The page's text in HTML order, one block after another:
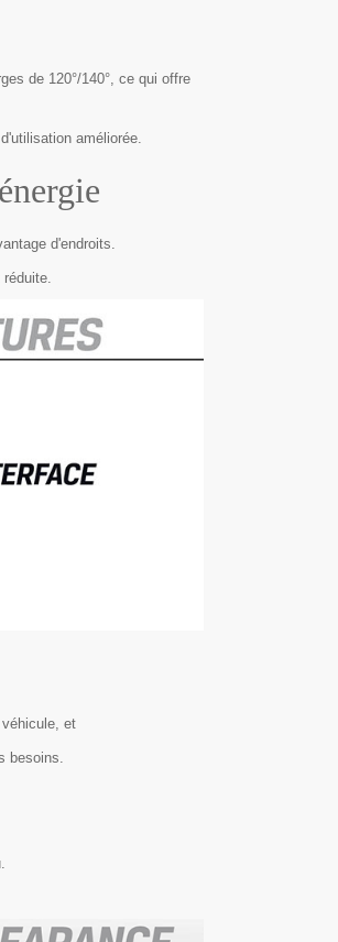
de 120°/140°, ce qui offre
améliorée.
d'endroits.
et
besoins.